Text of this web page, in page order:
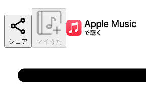
シェア マイうた